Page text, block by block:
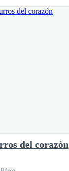
del corazón